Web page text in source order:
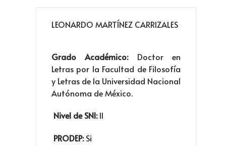
LEONARDO MARTÍNEZ CARRIZALES
Grado Académico: Doctor en
Letras por la Facultad de Filosofía
y Letras de la Universidad Nacional
Autónoma de México.
Nivel de SNI:II
PRODEP:Si